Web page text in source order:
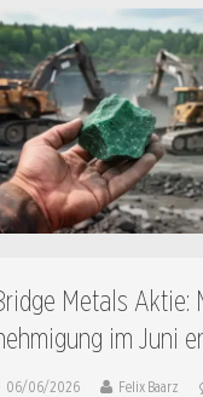
Metals Aktie:
im Juni
06/06/2026 Felix Baarz